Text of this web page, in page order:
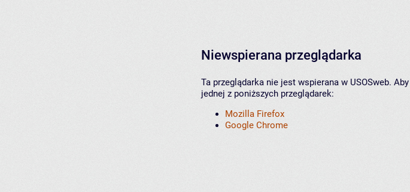
Niewspierana przeglądarka
Ta przeglądarka nie jest wspierana w USOSweb.
jednej z poniższych przeglądarek:
Mozilla Firefox
Google Chrome